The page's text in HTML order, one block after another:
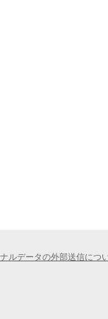
ルデータの外部送信につ